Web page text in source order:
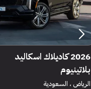
2026 كاديلاك اسكاليد
بلاتينيوم
الرياض ، السعودية